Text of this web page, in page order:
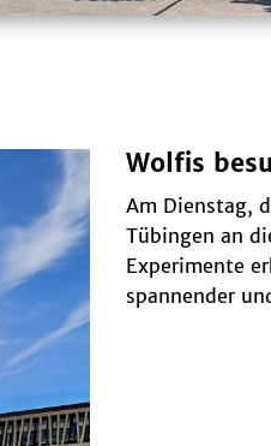
Wolfis
Am Dienstag,
Tübingen an
Experimente
spannender